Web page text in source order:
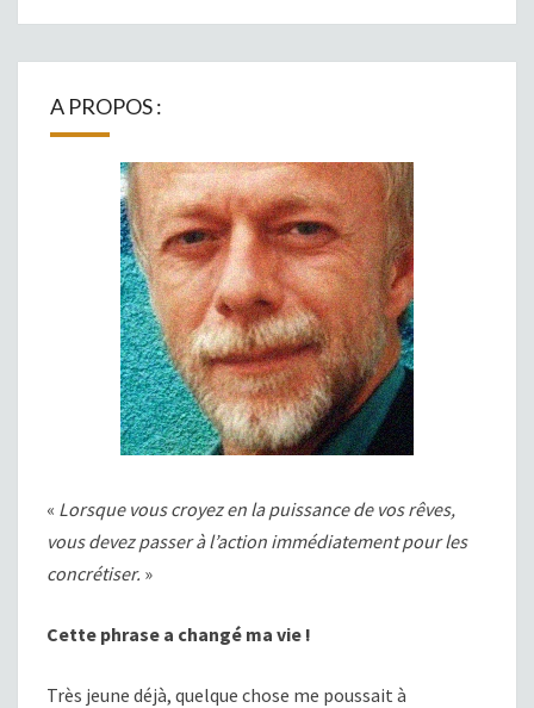
A PROPOS :
« Lorsque vous croyez en la puissance de vos rêves,
vous devez passer à l’action immédiatement pour les
concrétiser. »
Cette phrase a changé ma vie !
Très jeune déjà, quelque chose me poussait à